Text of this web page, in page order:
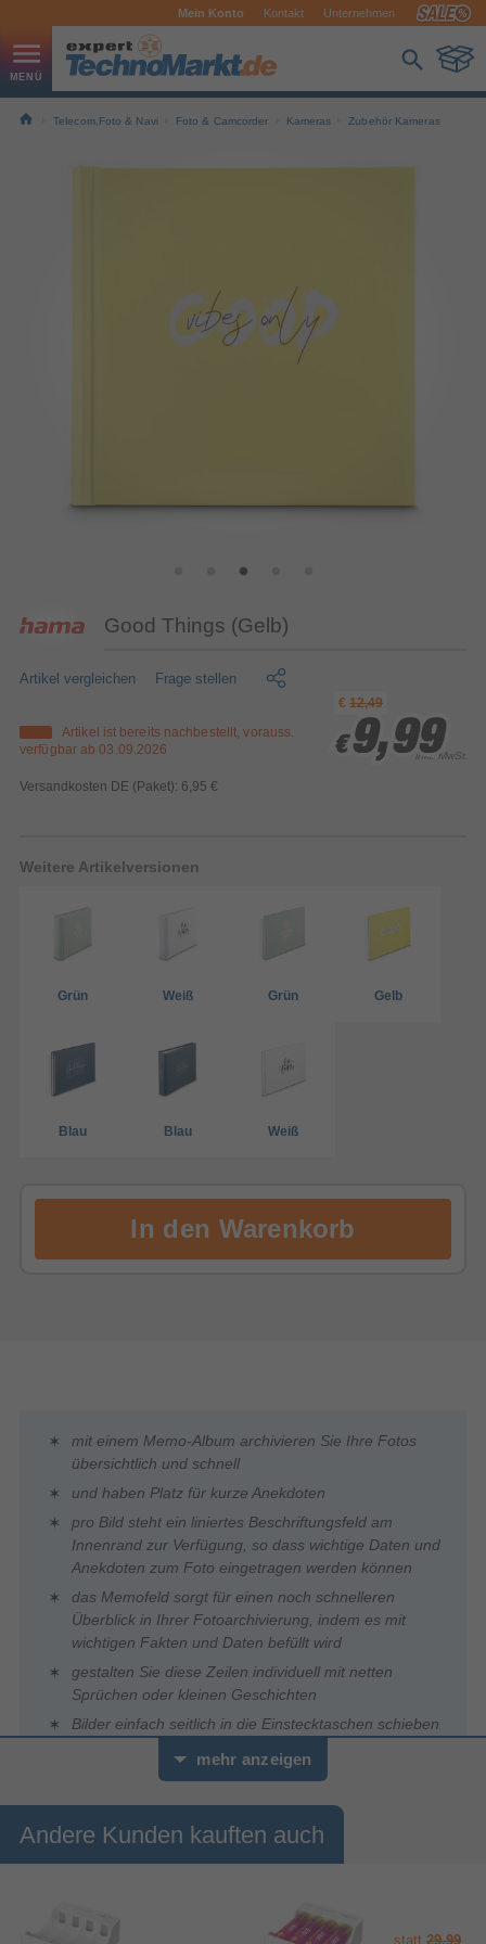
Mein Konto Kontakt Unternehmen
Telecom,Foto & Navi Foto & Camcorder Kameras Zubehör Kameras
Good Things (Gelb)
Artikel vergleichen Frage stellen
Artikel ist bereits nachbestellt, vorauss.
verfügbar ab03.09.2026
Versandkosten DE (Paket): 6,95 €
€12,49
€ 9,99
€ 9,99
€ 9,99inkl. MwSt.
Weitere Artikelversionen
Grün Weiß Grün Gelb
Blau Blau Weiß
mit einem Memo-Album archivieren Sie Ihre Fotos
übersichtlich und schnell
und haben Platz für kurze Anekdoten
pro Bild steht ein liniertes Beschriftungsfeld am
Innenrand zur Verfügung, so dass wichtige Daten und
Anekdoten zum Foto eingetragen werden können
das Memofeld sorgt für einen noch schnelleren
Überblick in Ihrer Fotoarchivierung, indem es mit
wichtigen Fakten und Daten befüllt wird
gestalten Sie diese Zeilen individuell mit netten
Sprüchen oder kleinen Geschichten
Bilder einfach seitlich in die Einstecktaschen schieben
je Foto eine Folie: bester Schutz vor
Verschmutzungen, Fingerabdrücken und Knicken
laminierter Kunstdruck: widerstandsfähiger,
langlebiger Einband, der sich leicht abwischen lässt
FSC-Mix: Papier aus verantwortungsvollen Quellen
mehr anzeigen
Andere Kunden kauften auch
statt29,99